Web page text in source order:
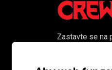
Zastavte se na